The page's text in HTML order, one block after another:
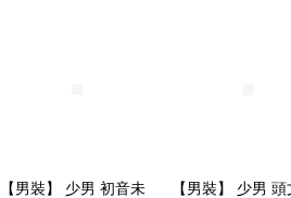
【男裝】 少男 初音未
【男裝】 少男